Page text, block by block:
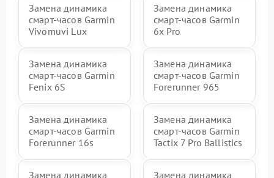
Замена динамика
смарт-часов Garmin
Vivomuvi Lux
Замена динамика
смарт-часов Garmin
6x Pro
Замена динамика
смарт-часов Garmin
Fenix 6S
Замена динамика
смарт-часов Garmin
Forerunner 965
Замена динамика
смарт-часов Garmin
Forerunner 16s
Замена динамика
смарт-часов Garmin
Tactix 7 Pro Ballistics
Замена динамика Замена динамика